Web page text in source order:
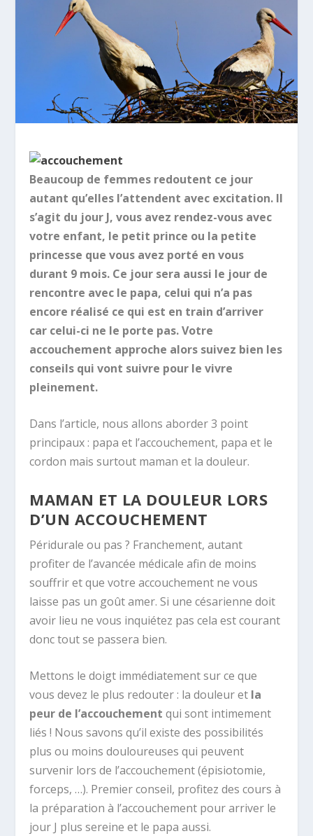
Beaucoup de femmes redoutent ce jour
autant qu’elles l’attendent avec excitation. Il
s’agit du jour J, vous avez rendez-vous avec
votre enfant, le petit prince ou la petite
princesse que vous avez porté en vous
durant 9 mois. Ce jour sera aussi le jour de
rencontre avec le papa, celui qui n’a pas
encore réalisé ce qui est en train d’arriver
car celui-ci ne le porte pas. Votre
accouchement approche alors suivez bien les
conseils qui vont suivre pour le vivre
pleinement.
Dans l’article, nous allons aborder 3 point
principaux : papa et l’accouchement, papa et le
cordon mais surtout maman et la douleur.
MAMAN ET LA DOULEUR LORS
D’UN ACCOUCHEMENT
Péridurale ou pas ? Franchement, autant
profiter de l’avancée médicale afin de moins
souffrir et que votre accouchement ne vous
laisse pas un goût amer. Si une césarienne doit
avoir lieu ne vous inquiétez pas cela est courant
donc tout se passera bien.
Mettons le doigt immédiatement sur ce que
vous devez le plus redouter : la douleur et la
peur de l’accouchement qui sont intimement
liés ! Nous savons qu’il existe des possibilités
plus ou moins douloureuses qui peuvent
survenir lors de l’accouchement (épisiotomie,
forceps, …). Premier conseil, profitez des cours à
la préparation à l’accouchement pour arriver le
jour J plus sereine et le papa aussi.